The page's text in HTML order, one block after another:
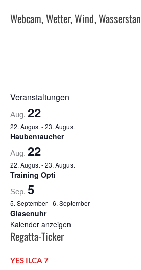
Webcam, Wetter, Wind,
Veranstaltungen
Aug. 22
22. August-23. August
Haubentaucher
Aug. 22
22. August-23. August
Training Opti
Sep. 5
5. September-6. September
Glasenuhr
Kalender anzeigen
Regatta-Ticker
YES ILCA 7